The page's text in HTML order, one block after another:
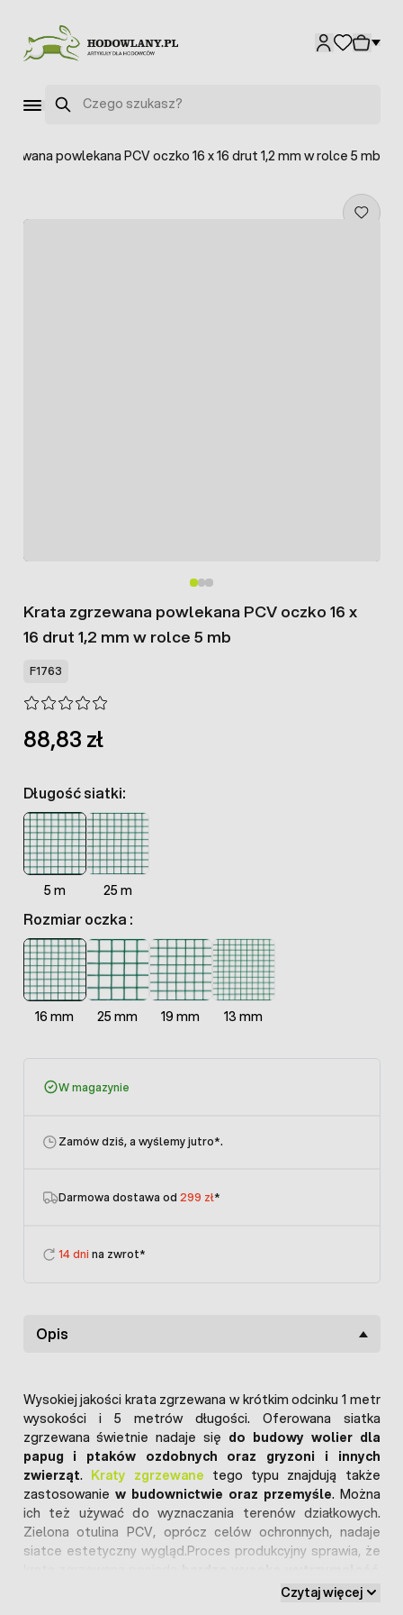
Szukaj
powlekana PCV oczko 16 x 16 drut 1,2 mm w rolce 5 mb
Krata zgrzewana powlekana PCV oczko 16 x
16 drut 1,2 mm w rolce 5 mb
F1763
88,83 zł
Długość siatki:
5 m 25 m
Rozmiar oczka :
16 mm 25 mm 19 mm 13 mm
W magazynie
Zamów dziś, a wyślemy jutro*.
Darmowa dostawa od 299 zł*
14 dni na zwrot*
Opis
Wysokiej jakości krata zgrzewana w krótkim odcinku 1 metr
wysokości i 5 metrów długości. Oferowana siatka
zgrzewana świetnie nadaje się do budowy wolier dla
papug i ptaków ozdobnych oraz gryzoni i innych
zwierząt. Kraty zgrzewane tego typu znajdują także
zastosowanie w budownictwie oraz przemyśle. Można
ich też używać do wyznaczania terenów działkowych.
Zielona otulina PCV, oprócz celów ochronnych, nadaje
siatce estetyczny wygląd.Proces produkcyjny sprawia, że
Ocynkowany drut stalowy (fi 0,8 mm) został pokryty
Czytaj więcej